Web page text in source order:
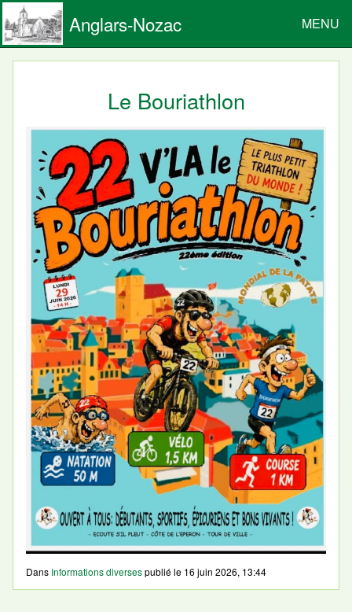
Anglars-Nozac MENU
Le Bouriathlon
Dans Informations diversespublié le 16 juin 2026, 13:44